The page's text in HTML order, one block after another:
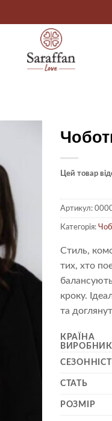
Цей товар
Артикул:
Категорія:
Стиль,
тих, хто
кроку.
та
КРАЇНА
ВИРОБНИК
СТАТЬ
РОЗМІР